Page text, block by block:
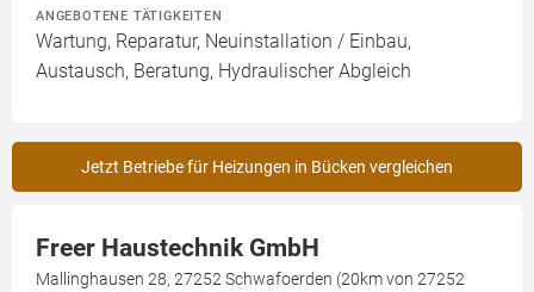
ANGEBOTENE TÄTIGKEITEN
Wartung, Reparatur, Neuinstallation / Einbau,
Austausch, Beratung, Hydraulischer Abgleich
Jetzt Betriebe für Heizungen in Bücken vergleichen
Freer Haustechnik GmbH
Mallinghausen 28, 27252 Schwafoerden (20km von 27252